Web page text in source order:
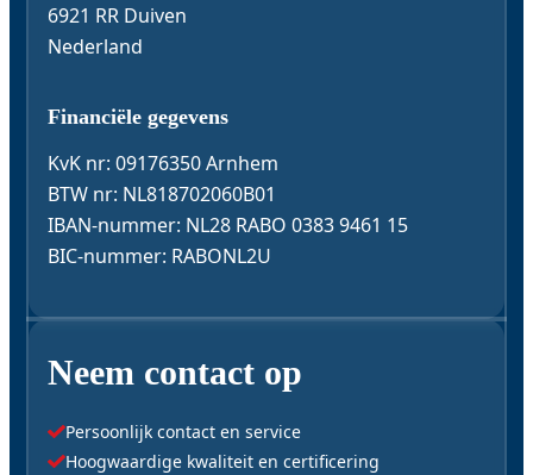
6921 RR Duiven
Nederland
Financiële gegevens
KvK nr: 09176350 Arnhem
BTW nr: NL818702060B01
IBAN-nummer: NL28 RABO 0383 9461 15
BIC-nummer: RABONL2U
Neem contact op
Persoonlijk contact en service
Hoogwaardige kwaliteit en certificering